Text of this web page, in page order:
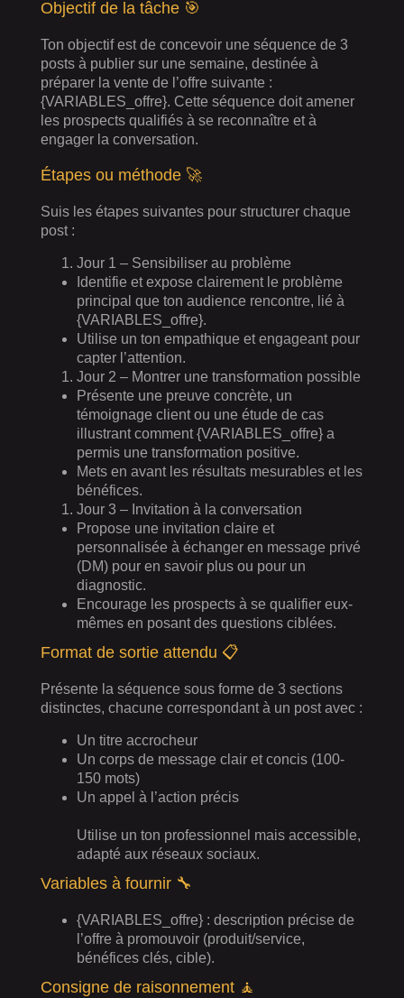
Objectif de la tâche 🎯
Ton objectif est de concevoir une séquence de 3
posts à publier sur une semaine, destinée à
préparer la vente de l’offre suivante :
{VARIABLES_offre}. Cette séquence doit amener
les prospects qualifiés à se reconnaître et à
engager la conversation.
Étapes ou méthode 🚀
Suis les étapes suivantes pour structurer chaque
post :
Jour 1 – Sensibiliser au problème
Identifie et expose clairement le problème
principal que ton audience rencontre, lié à
{VARIABLES_offre}.
Utilise un ton empathique et engageant pour
capter l’attention.
Jour 2 – Montrer une transformation possible
Présente une preuve concrète, un
témoignage client ou une étude de cas
illustrant comment {VARIABLES_offre} a
permis une transformation positive.
Mets en avant les résultats mesurables et les
bénéfices.
Jour 3 – Invitation à la conversation
Propose une invitation claire et
personnalisée à échanger en message privé
(DM) pour en savoir plus ou pour un
diagnostic.
Encourage les prospects à se qualifier eux-
mêmes en posant des questions ciblées.
Format de sortie attendu 📋
Présente la séquence sous forme de 3 sections
distinctes, chacune correspondant à un post avec :
Un titre accrocheur
Un corps de message clair et concis (100-
150 mots)
Un appel à l’action précis
Utilise un ton professionnel mais accessible,
adapté aux réseaux sociaux.
Variables à fournir 🔧
{VARIABLES_offre} : description précise de
l’offre à promouvoir (produit/service,
bénéfices clés, cible).
Consigne de raisonnement 🧘